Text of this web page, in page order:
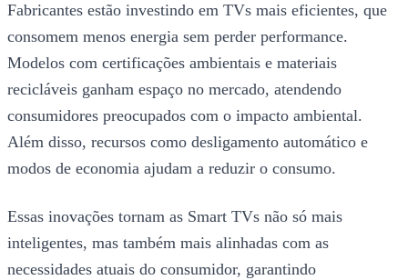
Fabricantes estão investindo em TVs mais eficientes, que
consomem menos energia sem perder performance.
Modelos com certificações ambientais e materiais
recicláveis ganham espaço no mercado, atendendo
consumidores preocupados com o impacto ambiental.
Além disso, recursos como desligamento automático e
modos de economia ajudam a reduzir o consumo.
Essas inovações tornam as Smart TVs não só mais
inteligentes, mas também mais alinhadas com as
necessidades atuais do consumidor, garantindo